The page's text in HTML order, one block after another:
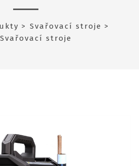
Svařovací stroje
Svařovací stroje